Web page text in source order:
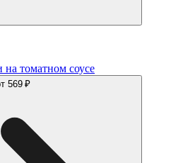
томатном соусе
569 ₽